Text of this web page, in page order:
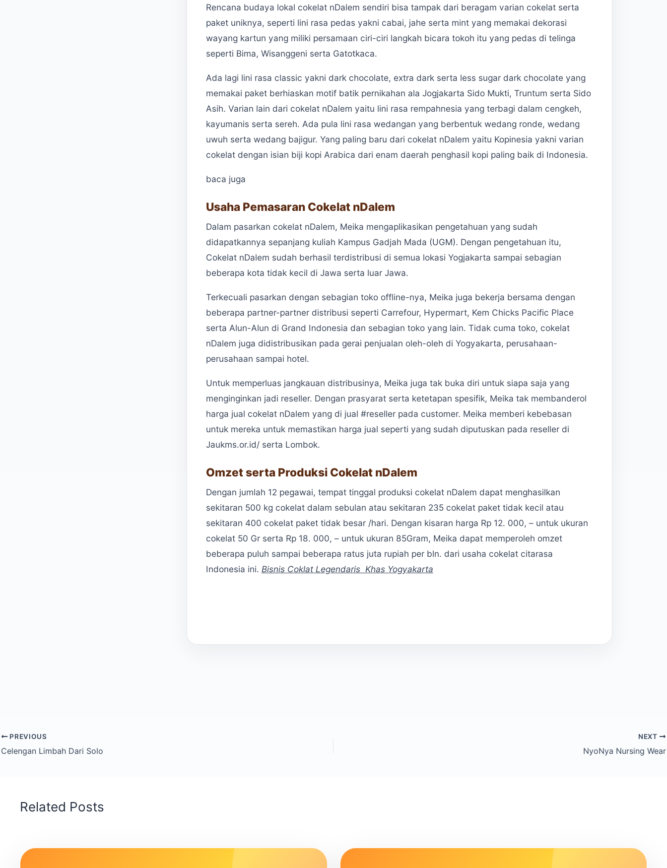
Rencana budaya lokal cokelat nDalem sendiri bisa tampak dari beragam varian cokelat serta
paket uniknya, seperti lini rasa pedas yakni cabai, jahe serta mint yang memakai dekorasi
wayang kartun yang miliki persamaan ciri-ciri langkah bicara tokoh itu yang pedas di telinga
seperti Bima, Wisanggeni serta Gatotkaca.
Ada lagi lini rasa classic yakni dark chocolate, extra dark serta less sugar dark chocolate yang
memakai paket berhiaskan motif batik pernikahan ala Jogjakarta Sido Mukti, Truntum serta Sido
Asih. Varian lain dari cokelat nDalem yaitu lini rasa rempahnesia yang terbagi dalam cengkeh,
kayumanis serta sereh. Ada pula lini rasa wedangan yang berbentuk wedang ronde, wedang
uwuh serta wedang bajigur. Yang paling baru dari cokelat nDalem yaitu Kopinesia yakni varian
cokelat dengan isian biji kopi Arabica dari enam daerah penghasil kopi paling baik di Indonesia.
baca juga
Usaha Pemasaran Cokelat nDalem
Dalam pasarkan cokelat nDalem, Meika mengaplikasikan pengetahuan yang sudah
didapatkannya sepanjang kuliah Kampus Gadjah Mada (UGM). Dengan pengetahuan itu,
Cokelat nDalem sudah berhasil terdistribusi di semua lokasi Yogjakarta sampai sebagian
beberapa kota tidak kecil di Jawa serta luar Jawa.
Terkecuali pasarkan dengan sebagian toko offline-nya, Meika juga bekerja bersama dengan
beberapa partner-partner distribusi seperti Carrefour, Hypermart, Kem Chicks Pacific Place
serta Alun-Alun di Grand Indonesia dan sebagian toko yang lain. Tidak cuma toko, cokelat
nDalem juga didistribusikan pada gerai penjualan oleh-oleh di Yogyakarta, perusahaan-
perusahaan sampai hotel.
Untuk memperluas jangkauan distribusinya, Meika juga tak buka diri untuk siapa saja yang
menginginkan jadi reseller. Dengan prasyarat serta ketetapan spesifik, Meika tak membanderol
harga jual cokelat nDalem yang di jual #reseller pada customer. Meika memberi kebebasan
untuk mereka untuk memastikan harga jual seperti yang sudah diputuskan pada reseller di
Jaukms.or.id/ serta Lombok.
Omzet serta Produksi Cokelat nDalem
Dengan jumlah 12 pegawai, tempat tinggal produksi cokelat nDalem dapat menghasilkan
sekitaran 500 kg cokelat dalam sebulan atau sekitaran 235 cokelat paket tidak kecil atau
sekitaran 400 cokelat paket tidak besar /hari. Dengan kisaran harga Rp 12. 000, – untuk ukuran
cokelat 50 Gr serta Rp 18. 000, – untuk ukuran 85Gram, Meika dapat memperoleh omzet
beberapa puluh sampai beberapa ratus juta rupiah per bln. dari usaha cokelat citarasa
Indonesia ini. Bisnis Coklat Legendaris Khas Yogyakarta
PREVIOUS
Celengan Limbah Dari Solo
NEXT
NyoNya Nursing Wear
Related Posts